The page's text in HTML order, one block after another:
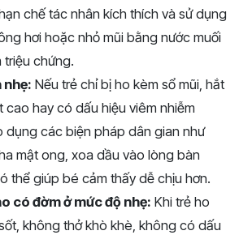
chế tác nhân kích thích và sử dụng
hơi hoặc nhỏ mũi bằng nước muối
chứng.
nhẹ: Nếu trẻ chỉ bị ho kèm sổ mũi, hắt
cao hay có dấu hiệu viêm nhiễm
dụng các biện pháp dân gian như
mật ong, xoa dầu vào lòng bàn
thể giúp bé cảm thấy dễ chịu hơn.
có đờm ở mức độ nhẹ: Khi trẻ ho
không thở khò khè, không có dấu